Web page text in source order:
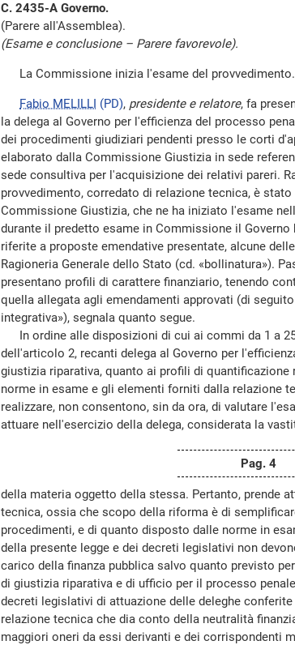
C. 2435-A Governo.
(Parere all'Assemblea).
(Esame e conclusione – Parere favorevole).
La Commissione inizia l'esame del provvedimento.
Fabio MELILLI (PD), presidente e relatore, fa
la delega al Governo per l'efficienza del processo
dei procedimenti giudiziari pendenti presso le corti
elaborato dalla Commissione Giustizia in sede
sede consultiva per l'acquisizione dei relativi pareri.
provvedimento, corredato di relazione tecnica, è
Commissione Giustizia, che ne ha iniziato l'esame
durante il predetto esame in Commissione il
riferite a proposte emendative presentate, alcune
Ragioneria Generale dello Stato (cd. «bollinatura»).
presentano profili di carattere finanziario, tenendo
quella allegata agli emendamenti approvati (di
integrativa»), segnala quanto segue.
In ordine alle disposizioni di cui ai commi da 1 a
dell'articolo 2, recanti delega al Governo per
giustizia riparativa, quanto ai profili di
norme in esame e gli elementi forniti dalla relazione
realizzare, non consentono, sin da ora, di valutare
attuare nell'esercizio della delega, considerata la
Pag. 4
della materia oggetto della stessa. Pertanto, prende
tecnica, ossia che scopo della riforma è di
procedimenti, e di quanto disposto dalle norme in
della presente legge e dei decreti legislativi non
carico della finanza pubblica salvo quanto previsto
di giustizia riparativa e di ufficio per il processo
decreti legislativi di attuazione delle deleghe
relazione tecnica che dia conto della neutralità
maggiori oneri da essi derivanti e dei corrispondenti